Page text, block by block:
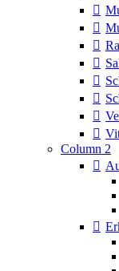
Column 2